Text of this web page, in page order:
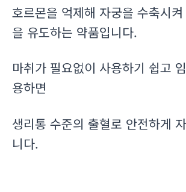
호르몬을 억제해 자궁을 수축시
을 유도하는 약품입니다.
마취가 필요없이 사용하기 쉽고
용하면
생리통 수준의 출혈로 안전하게
니다.